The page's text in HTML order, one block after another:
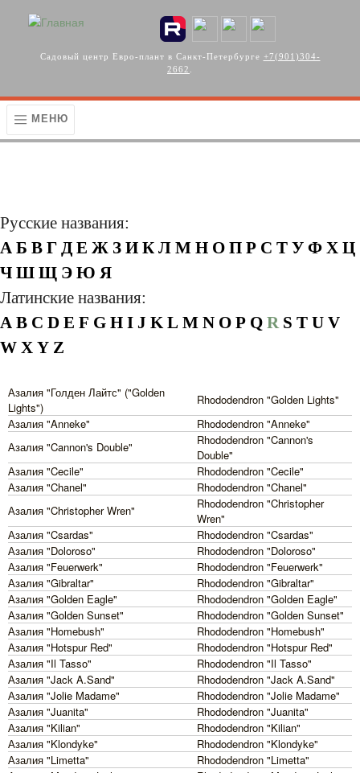
Садовый центр Евро-плант в Санкт-Петербурге +7(901)304-
2662
МЕНЮ
Русские названия:
А Б В Г Д Е Ж З И К Л М Н О П Р С Т У Ф Х Ц
Ч Ш Щ Э Ю Я
Латинские названия:
A B C D E F G H I J K L M N O P Q R S T U V
W X Y Z
Азалия "Голден Лайтс" ("Golden
Lights")
Rhododendron "Golden Lights"
Азалия "Anneke"
Rhododendron "Anneke"
Азалия "Cannon's Double"
Rhododendron "Cannon's
Double"
Азалия "Cecile"
Rhododendron "Cecile"
Азалия "Chanel"
Rhododendron "Chanel"
Азалия "Christopher Wren"
Rhododendron "Christopher
Wren"
Азалия "Csardas"
Rhododendron "Csardas"
Азалия "Doloroso"
Rhododendron "Doloroso"
Азалия "Feuerwerk"
Rhododendron "Feuerwerk"
Азалия "Gibraltar"
Rhododendron "Gibraltar"
Азалия "Golden Eagle"
Rhododendron "Golden Eagle"
Азалия "Golden Sunset"
Rhododendron "Golden Sunset"
Азалия "Homebush"
Rhododendron "Homebush"
Азалия "Hotspur Red"
Rhododendron "Hotspur Red"
Азалия "Il Tasso"
Rhododendron "Il Tasso"
Азалия "Jack A.Sand"
Rhododendron "Jack A.Sand"
Азалия "Jolie Madame"
Rhododendron "Jolie Madame"
Азалия "Juanita"
Rhododendron "Juanita"
Азалия "Kilian"
Rhododendron "Kilian"
Азалия "Klondyke"
Rhododendron "Klondyke"
Азалия "Limetta"
Rhododendron "Limetta"